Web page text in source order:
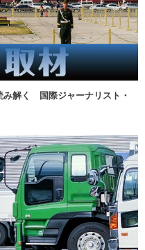
み解く 国際ジャーナリスト・